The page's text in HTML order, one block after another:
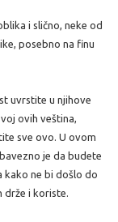
i slično, neke od
posebno na finu
uvrstite u njihove
ovih veština,
sve ovo. U ovom
je da budete
kako ne bi došlo do
drže i koriste.